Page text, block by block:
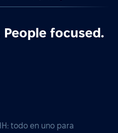
focused.
todo en uno para